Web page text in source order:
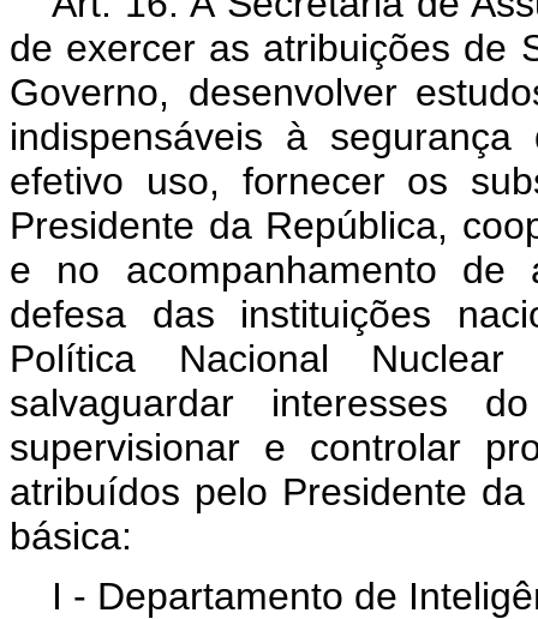
de exercer as atribuições de
Governo, desenvolver
indispensáveis à
efetivo uso, fornecer os
Presidente da República,
e no acompanhamento de
defesa das instituições
Política Nacional
salvaguardar interesses
supervisionar e controlar
atribuídos pelo Presidente
básica:
I - Departamento de